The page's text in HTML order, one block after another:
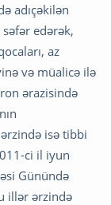
adıçəkilən
edərək,
az
və müalicə ilə
ərazisində
isə tibbi
ci il iyun
Günündə
illər ərzində